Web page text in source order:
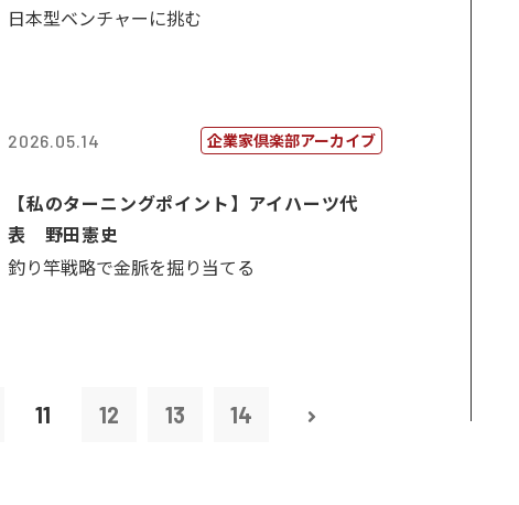
日本型ベンチャーに挑む
2026.05.14 企業家倶楽部アーカイブ
【私のターニングポイント】アイハーツ代
表 野田憲史
釣り竿戦略で金脈を掘り当てる
11 12 13 14